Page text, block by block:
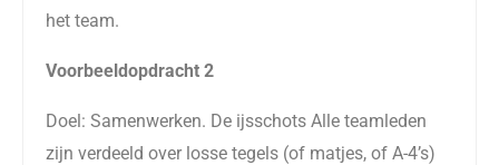
het team.
Voorbeeldopdracht 2
Doel: Samenwerken. De ijsschots Alle teamleden
zijn verdeeld over losse tegels (of matjes, of A-4’s)